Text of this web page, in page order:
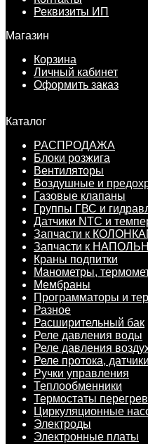
Реквизиты ИП
Магазин
Корзина
Личный кабинет
Оформить заказ
Каталог
РАСПРОДАЖА
Блоки розжига
Вентиляторы
Воздушные и
Газовые клапаны
Группы ГВС и
Датчики NTC и
Запчасти к
Запчасти к
Краны подпитки
Манометры,
Мембраны
Программаторы и
Разное
Расширительный бак
Реле давления воды
Реле давления
Реле протока,
Ручки управления
Теплообменники
Термостаты
Циркуляционные
Электроды
Электронные платы